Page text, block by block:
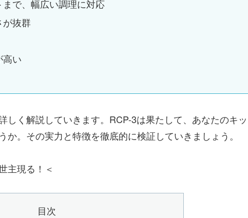
で、幅広い調理に対応
が抜群
高い
しく解説していきます。RCP-3は果たして、あなたのキッ
。その実力と特徴を徹底的に検証していきましょう。
主現る！＜
目次